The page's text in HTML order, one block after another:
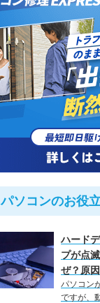
パソコンのお役
ハード
プが点
ぜ？原
パソコン
ですが、